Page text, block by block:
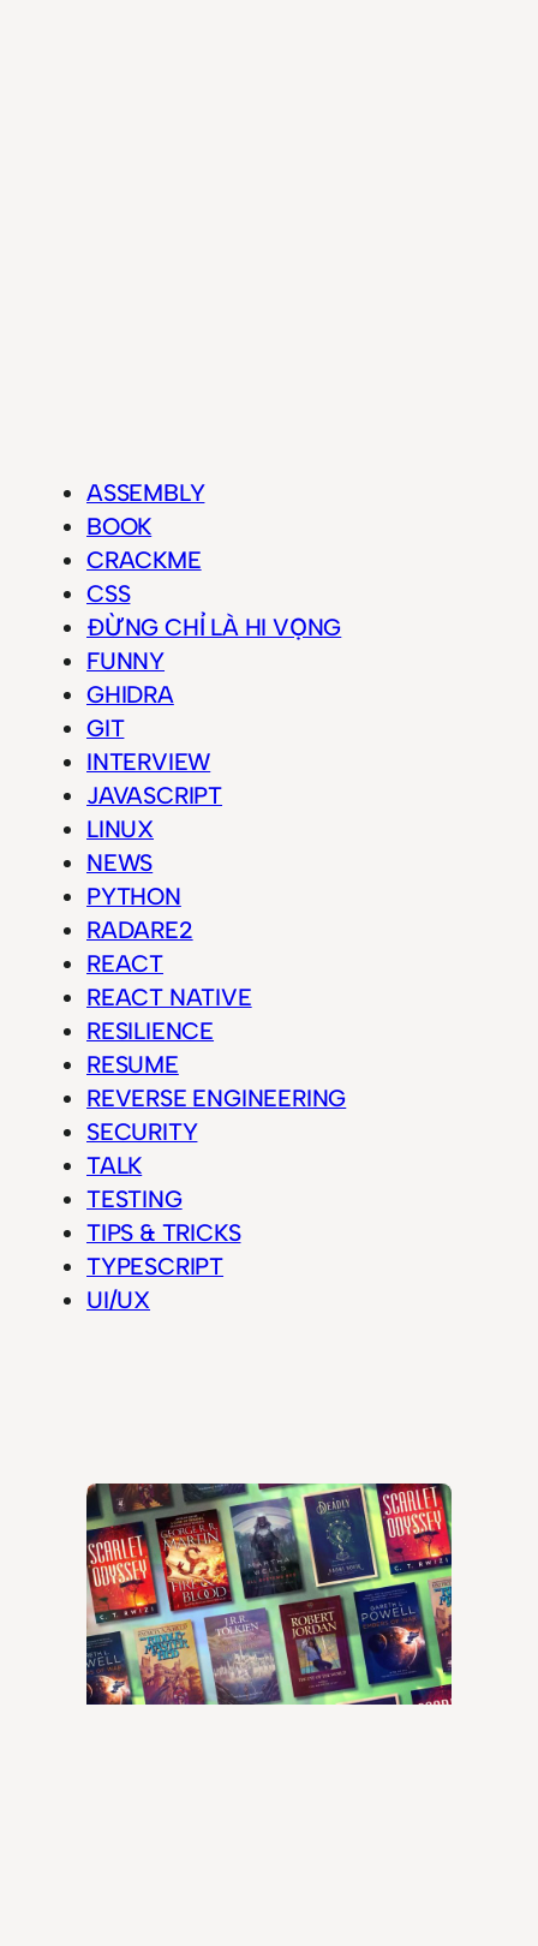
ASSEMBLY
BOOK
CRACKME
CSS
ĐỪNG CHỈ LÀ HI VỌNG
FUNNY
GHIDRA
GIT
INTERVIEW
JAVASCRIPT
LINUX
NEWS
PYTHON
RADARE2
REACT
REACT NATIVE
RESILIENCE
RESUME
REVERSE ENGINEERING
SECURITY
TALK
TESTING
TIPS & TRICKS
TYPESCRIPT
UI/UX